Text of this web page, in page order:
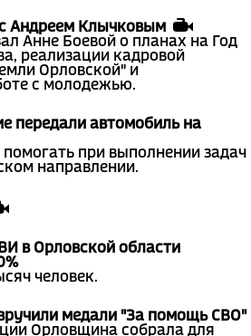
Андреем Клычковым
Анне Боевой о планах на Год
реализации кадровой
Орловской" и
с молодежью.
передали автомобиль на
при выполнении задач
направлении.
в Орловской области
человек.
медали "За помощь СВО"
Орловщина собрала для